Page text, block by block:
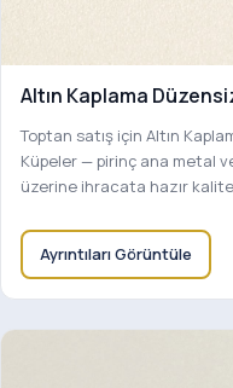
Altın Kaplama
Toptan satış için Altın
Küpeler — pirinç ana metal
üzerine ihracata hazır
Ayrıntıları Görüntüle